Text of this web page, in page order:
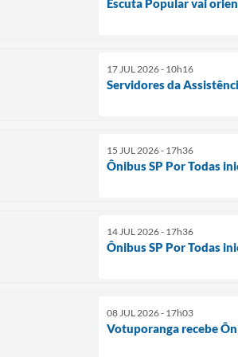
Escuta Popular vai
17 JUL 2026 - 10h16
Servidores da
15 JUL 2026 - 17h36
Ônibus SP Por Todas
14 JUL 2026 - 17h36
Ônibus SP Por Todas
08 JUL 2026 - 17h03
Votuporanga recebe